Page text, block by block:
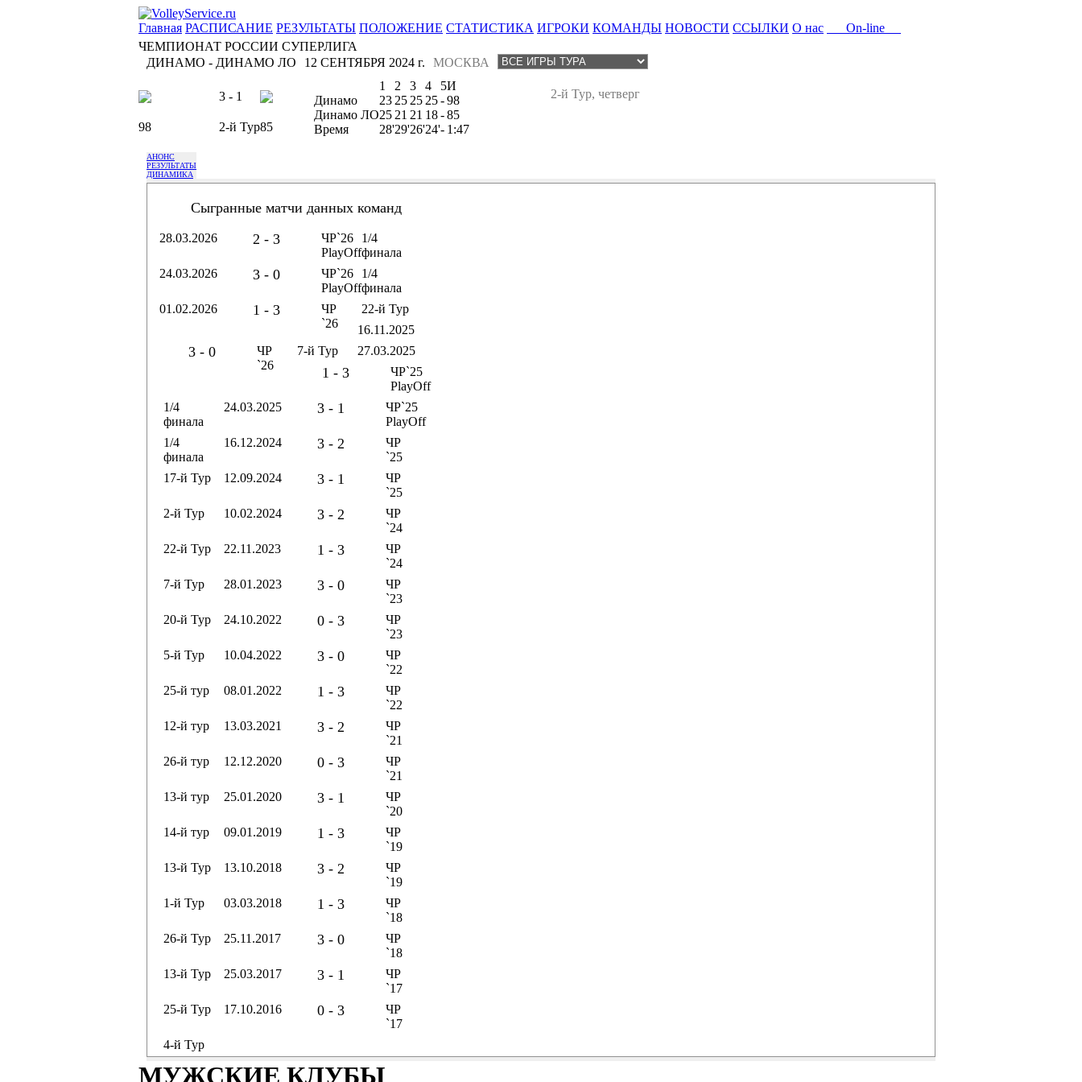
Главная РАСПИСАНИЕ РЕЗУЛЬТАТЫ ПОЛОЖЕНИЕ СТАТИСТИКА ИГРОКИ КОМАНДЫ НОВОСТИ ССЫЛКИ О нас
On-line
ЧЕМПИОНАТ РОССИИ СУПЕРЛИГА
ДИНАМО - ДИНАМО ЛО
МОСКВА
12 СЕНТЯБРЯ 2024 г.
3 - 1
98 2-й Тур85
2-й Тур, четверг
1 2 3 4 5И
Динамо
23 25 25 25-98
Динамо ЛО25 21 21 18-85
Время
28'29'26'24'- 1:47
АНОНС
РЕЗУЛЬТАТЫ
ДИНАМИКА
Сыгранные матчи данных команд
28.03.2026 2 - 3
ЧР`26
PlayOff
1/4
финала
24.03.2026
3 - 0
ЧР`26
PlayOff
1/4
финала
01.02.2026
1 - 3
ЧР
`26
22-й Тур
16.11.2025
3 - 0
ЧР
`26
7-й Тур 27.03.2025
1 - 3
ЧР`25
PlayOff
1/4
финала
24.03.2025 3 - 1
ЧР`25
PlayOff
1/4
финала
16.12.2024 3 - 2
ЧР
`25
17-й Тур
12.09.2024 3 - 1
ЧР
`25
2-й Тур
10.02.2024 3 - 2
ЧР
`24
22-й Тур
22.11.2023 1 - 3
ЧР
`24
7-й Тур
28.01.2023 3 - 0
ЧР
`23
20-й Тур
24.10.2022 0 - 3
ЧР
`23
5-й Тур
10.04.2022 3 - 0
ЧР
`22
25-й тур
08.01.2022 1 - 3
ЧР
`22
12-й тур
13.03.2021 3 - 2
ЧР
`21
26-й тур
12.12.2020 0 - 3
ЧР
`21
13-й тур
25.01.2020 3 - 1
ЧР
`20
14-й тур
09.01.2019 1 - 3
ЧР
`19
13-й Тур
13.10.2018 3 - 2
ЧР
`19
1-й Тур
03.03.2018 1 - 3
ЧР
`18
26-й Тур
25.11.2017 3 - 0
ЧР
`18
13-й Тур
25.03.2017 3 - 1
ЧР
`17
25-й Тур
17.10.2016 0 - 3
ЧР
`17
4-й Тур
МУЖСКИЕ КЛУБЫ